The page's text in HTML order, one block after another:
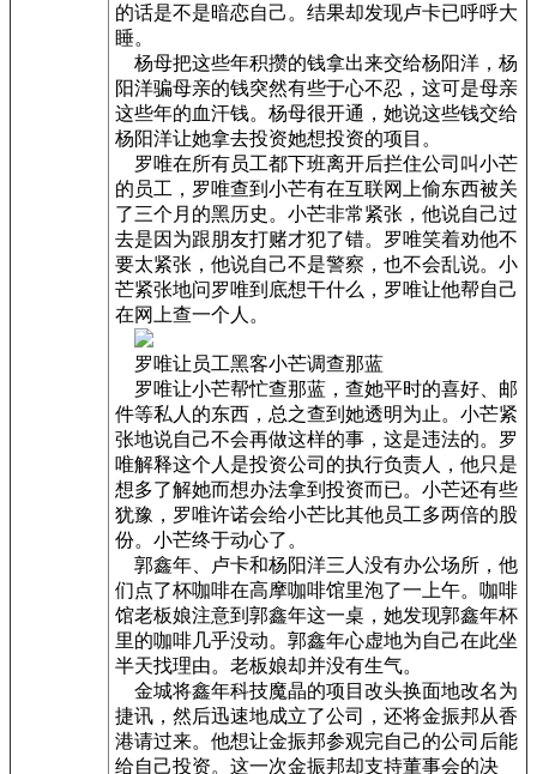
的话是不是暗恋自己。结果却发现卢卡已呼呼大
睡。
杨母把这些年积攒的钱拿出来交给杨阳洋，杨
阳洋骗母亲的钱突然有些于心不忍，这可是母亲
这些年的血汗钱。杨母很开通，她说这些钱交给
杨阳洋让她拿去投资她想投资的项目。
罗唯在所有员工都下班离开后拦住公司叫小芒
的员工，罗唯查到小芒有在互联网上偷东西被关
了三个月的黑历史。小芒非常紧张，他说自己过
去是因为跟朋友打赌才犯了错。罗唯笑着劝他不
要太紧张，他说自己不是警察，也不会乱说。小
芒紧张地问罗唯到底想干什么，罗唯让他帮自己
在网上查一个人。
罗唯让员工黑客小芒调查那蓝
罗唯让小芒帮忙查那蓝，查她平时的喜好、邮
件等私人的东西，总之查到她透明为止。小芒紧
张地说自己不会再做这样的事，这是违法的。罗
唯解释这个人是投资公司的执行负责人，他只是
想多了解她而想办法拿到投资而已。小芒还有些
犹豫，罗唯许诺会给小芒比其他员工多两倍的股
份。小芒终于动心了。
郭鑫年、卢卡和杨阳洋三人没有办公场所，他
们点了杯咖啡在高摩咖啡馆里泡了一上午。咖啡
馆老板娘注意到郭鑫年这一桌，她发现郭鑫年杯
里的咖啡几乎没动。郭鑫年心虚地为自己在此坐
半天找理由。老板娘却并没有生气。
金城将鑫年科技魔晶的项目改头换面地改名为
捷讯，然后迅速地成立了公司，还将金振邦从香
港请过来。他想让金振邦参观完自己的公司后能
给自己投资。这一次金振邦却支持董事会的决